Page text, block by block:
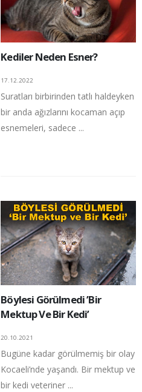
Kediler Neden Esner?
17.12.2022
Suratları birbirinden tatlı haldeyken
bir anda ağızlarını kocaman açıp
esnemeleri, sadece ...
Böylesi Görülmedi ’Bir
Mektup Ve Bir Kedi’
20.10.2021
Bugüne kadar görülmemiş bir olay
Kocaeli’nde yaşandı. Bir mektup ve
bir kedi veteriner ...